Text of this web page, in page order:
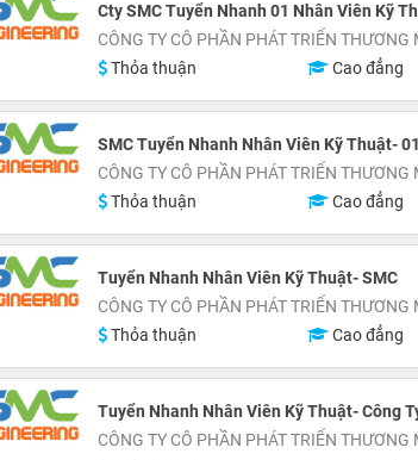
Cty SMC Tuyển Nhanh 01 Nhân Viên Kỹ
CÔNG TY CÔ PHẦN PHÁT TRIỂN
Thỏa thuận
Cao đẳng
SMC Tuyển Nhanh Nhân Viên Kỹ Thuật- 01
CÔNG TY CÔ PHẦN PHÁT TRIỂN
Thỏa thuận
Cao đẳng
Tuyển Nhanh Nhân Viên Kỹ Thuật- SMC
CÔNG TY CÔ PHẦN PHÁT TRIỂN
Thỏa thuận
Cao đẳng
Tuyển Nhanh Nhân Viên Kỹ Thuật- Công
CÔNG TY CÔ PHẦN PHÁT TRIỂN